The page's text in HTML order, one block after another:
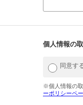
個人情報の
同意す
※個人情報の
ーポリシーペ